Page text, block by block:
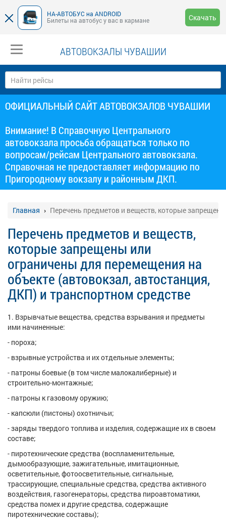
НА-АВТОБУС на ANDROID
Билеты на автобус у вас в кармане
Скачать
АВТОВОКЗАЛЫ ЧУВАШИИ
ОФИЦИАЛЬНЫЙ САЙТ АВТОВОКЗАЛОВ ЧУВАШИИ
Внимание! В Справочную Центрального
автовокзала просьба обращаться только по
вопросам/рейсам Центрального автовокзала.
Справочная не предоставляет информацию по
Пригородному вокзалу и районным ДКП.
Главная Перечень предметов и веществ, которые
Перечень предметов и веществ,
которые запрещены или
ограничены для перемещения на
объекте (автовокзал, автостанция,
ДКП) и транспортном средстве
1. Взрывчатые вещества, средства взрывания и предметы
ими начиненные:
- пороха;
- взрывные устройства и их отдельные элементы;
- патроны боевые (в том числе малокалиберные) и
строительно-монтажные;
- патроны к газовому оружию;
- капсюли (пистоны) охотничьи;
- заряды твердого топлива и изделия, содержащие их в своем
составе;
- пиротехнические средства (воспламенительные,
дымообразующие, зажигательные, имитационные,
осветительные, фотоосветительные, сигнальные,
трассирующие, специальные средства, средства активного
воздействия, газогенераторы, средства пироавтоматики,
средства помех и другие средства, содержащие
пиротехнические составы);